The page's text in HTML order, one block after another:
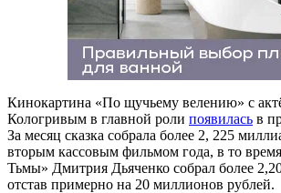
Кинокартина «По щучьему велению» с
Кологривым в главной роли появилась в
За месяц сказка собрала более 2, 225
вторым кассовым фильмом года, в то
Тьмы» Дмитрия Дьяченко собрал более
отстав примерно на 20 миллионов рублей.